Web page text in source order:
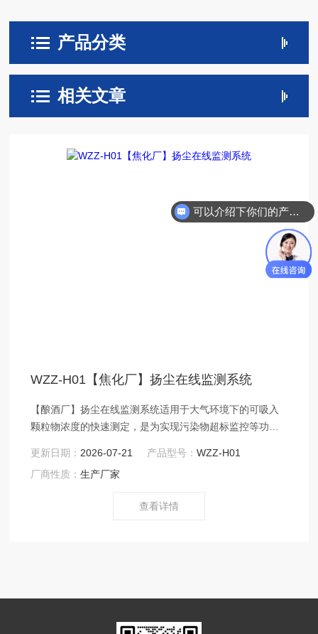
产品分类
相关文章
WZZ-H01【焦化厂】扬尘在线监测系统
【酿酒厂】扬尘在线监测系统适用于大气环境下的可吸入
颗粒物浓度的快速测定，是为实现污染物超标监控等功能
元，集成颗粒物监测、温湿度、风速风向及大气压监测，
也可配备视频采集传输等。通过物联网以及云计算技术，
现场视频的采集叠加与抓拍。
更新日期： 2026-07-21 产品型号：WZZ-H01
厂商性质：生产厂家
查看详情
可以介绍下你们的产品么